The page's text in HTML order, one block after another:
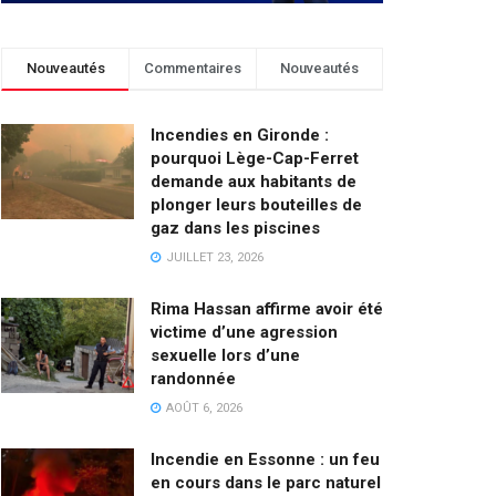
Nouveautés Commentaires Nouveautés
Incendies en Gironde :
pourquoi Lège-Cap-Ferret
demande aux habitants de
plonger leurs bouteilles de
gaz dans les piscines
JUILLET 23, 2026
Rima Hassan affirme avoir été
victime d’une agression
sexuelle lors d’une
randonnée
AOÛT 6, 2026
Incendie en Essonne : un feu
en cours dans le parc naturel